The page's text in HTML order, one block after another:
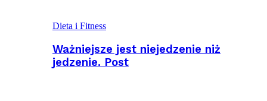
Dieta i Fitness
Ważniejsze jest niejedzenie niż
jedzenie. Post